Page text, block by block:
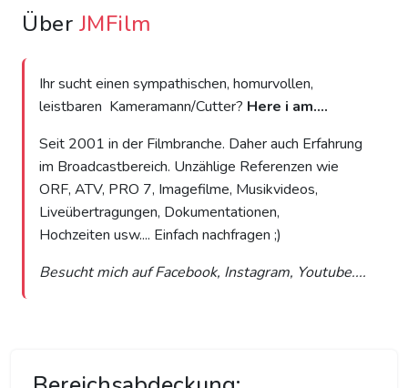
Über JMFilm
Ihr sucht einen sympathischen, homurvollen,
leistbaren Kameramann/Cutter? Here i am....
Seit 2001 in der Filmbranche. Daher auch Erfahrung
im Broadcastbereich. Unzählige Referenzen wie
ORF, ATV, PRO 7, Imagefilme, Musikvideos,
Liveübertragungen, Dokumentationen,
Hochzeiten usw.... Einfach nachfragen ;)
Besucht mich auf Facebook, Instagram, Youtube....